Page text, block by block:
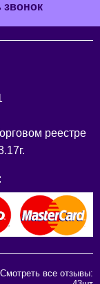
звонок
реестре
Смотреть все отзывы: